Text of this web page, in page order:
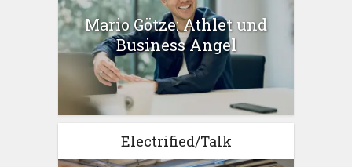
Mario Götze: Athlet und
Business Angel
Electrified/Talk